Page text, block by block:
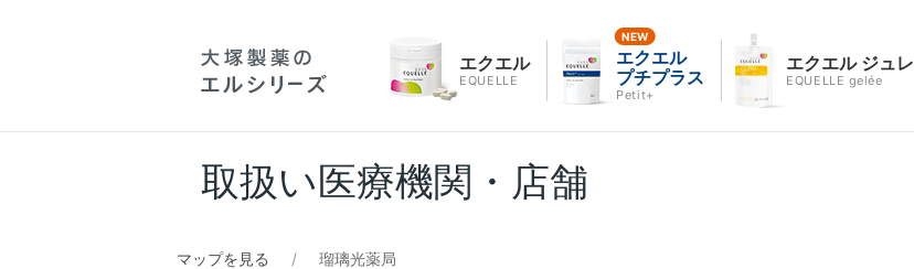
エクエル
EQUELLE
エクエル
プチプラス
Petit+
エクエル ジュレ
EQUELLE gelée
取扱い医療機関・店舗
マップを見る 瑠璃光薬局